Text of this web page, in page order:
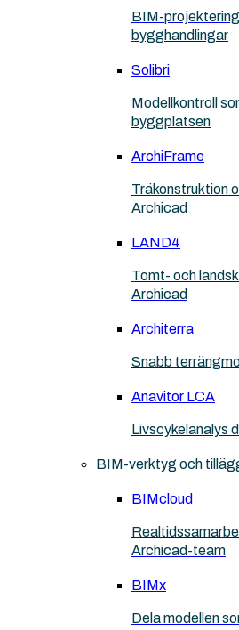
BIM-
bygghandlingar
Solibri
Modellkontroll
byggplatsen
ArchiFrame
Träkonstruktion
Archicad
LAND4
Tomt- och
Archicad
Architerra
Snabb
Anavitor LCA
Livscykelanalys
BIM-verktyg och
BIMcloud
Archicad-team
BIMx
Dela modellen